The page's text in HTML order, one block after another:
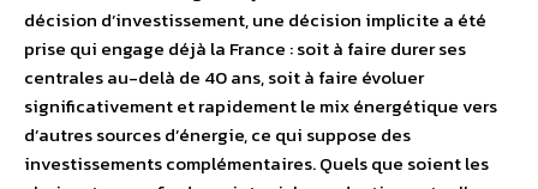
décision d’investissement, une décision implicite a été
prise qui engage déjà la France : soit à faire durer ses
centrales au-delà de 40 ans, soit à faire évoluer
significativement et rapidement le mix énergétique vers
d’autres sources d’énergie, ce qui suppose des
investissements complémentaires. Quels que soient les